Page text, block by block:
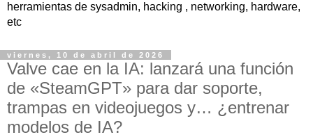
herramientas de sysadmin, hacking , networking, hardware,
etc
viernes, 10 de abril de 2026
Valve cae en la IA: lanzará una función
de «SteamGPT» para dar soporte,
trampas en videojuegos y… ¿entrenar
modelos de IA?